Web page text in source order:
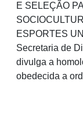
E SELEÇÃO
ESPORTES
Secretaria de
divulga a
obedecida a